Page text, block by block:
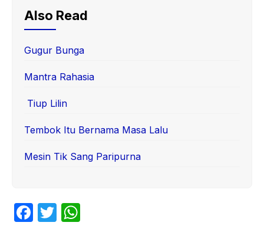
Also Read
Gugur Bunga
Mantra Rahasia
Tiup Lilin
Tembok Itu Bernama Masa Lalu
Mesin Tik Sang Paripurna
F
T